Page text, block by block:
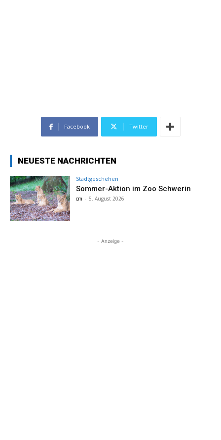
Facebook Twitter
NEUESTE NACHRICHTEN
Stadtgeschehen
Sommer-Aktion im Zoo Schwerin
cm - 5. August 2026
- Anzeige -